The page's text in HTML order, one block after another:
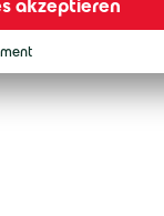
unter